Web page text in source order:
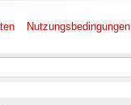
Nutzungsbedingungen